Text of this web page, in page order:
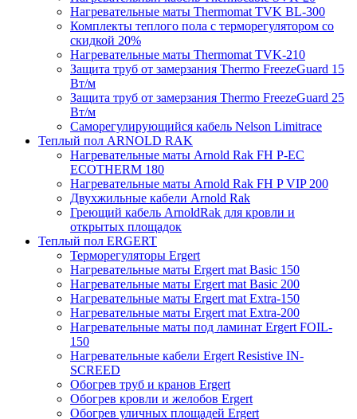
Нагревательные маты Thermomat TVK BL-300
Комплекты теплого пола с терморегулятором со
скидкой 20%
Нагревательные маты Thermomat TVK-210
Защита труб от замерзания Thermo FreezeGuard 15
Вт/м
Защита труб от замерзания Thermo FreezeGuard 25
Вт/м
Саморегулирующийся кабель Nelson Limitrace
Теплый пол ARNOLD RAK
Нагревательные маты Arnold Rak FH P-EC
ECOTHERM 180
Нагревательные маты Arnold Rak FH P VIP 200
Двухжильные кабели Arnold Rak
Греющий кабель ArnoldRak для кровли и
открытых площадок
Теплый пол ERGERT
Терморегуляторы Ergert
Нагревательные маты Ergert mat Basic 150
Нагревательные маты Ergert mat Basic 200
Нагревательные маты Ergert mat Extra-150
Нагревательные маты Ergert mat Extra-200
Нагревательные маты под ламинат Ergert FOIL-
150
Нагревательные кабели Ergert Resistive IN-
SCREED
Обогрев труб и кранов Ergert
Обогрев кровли и желобов Ergert
Обогрев уличных площадей Ergert